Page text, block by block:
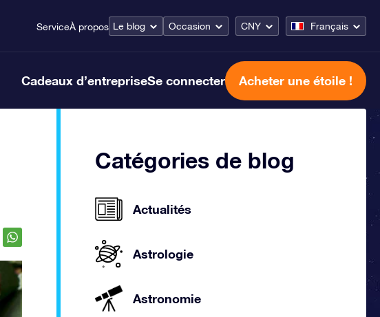
ServiceÀ propos Le blog Occasion CNY Français
Cadeaux d’entrepriseSe connecter Acheter une étoile !
Catégories de blog
Actualités
Astrologie
Astronomie